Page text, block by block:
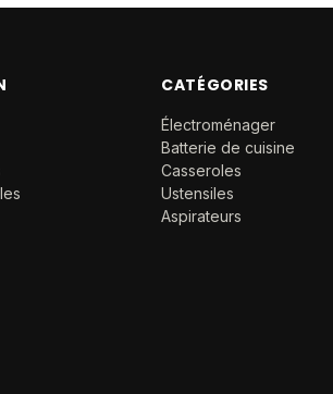
CATÉGORIES
Électroménager
Batterie de cuisine
Casseroles
Ustensiles
Aspirateurs